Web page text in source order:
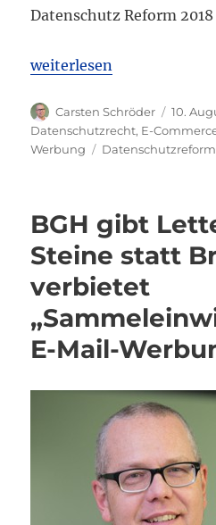
Datenschutz Reform
„Carsten Schröder
weiterlesen
Autor
Carsten Schröder
am
10.
Datenschutzrecht, E-
Werbung
Schlagwörter
Datenschutzreform
BGH gibt
Steine statt
verbietet
E-Mail-